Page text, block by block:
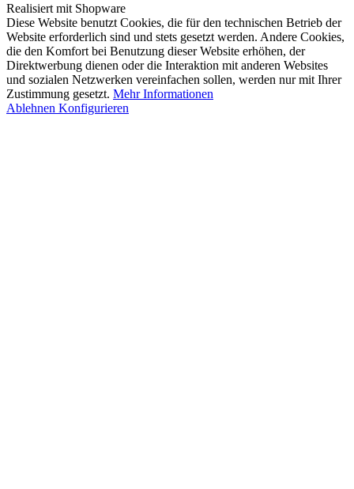
Realisiert mit Shopware
Diese Website benutzt Cookies, die für den technischen Betrieb der
Website erforderlich sind und stets gesetzt werden. Andere Cookies,
die den Komfort bei Benutzung dieser Website erhöhen, der
Direktwerbung dienen oder die Interaktion mit anderen Websites
und sozialen Netzwerken vereinfachen sollen, werden nur mit Ihrer
Zustimmung gesetzt. Mehr Informationen
Ablehnen Konfigurieren